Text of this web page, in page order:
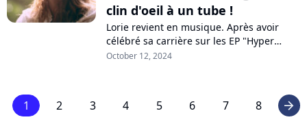
clin d'oeil à un tube !
Lorie revient en musique. Après avoir
célébré sa carrière sur les EP "Hyper
Lorie", la chanteuse prépare de nouvelles
October 12, 2024
1 2 3 4 5 6 7 8 arrow_right